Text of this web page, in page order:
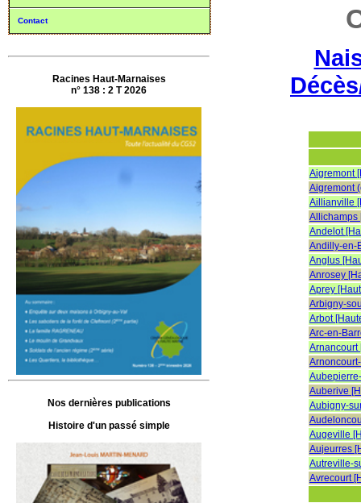
Contact
Racines Haut-Marnaises
n° 138 : 2 T 2026
Nos dernières publications
Histoire d'un passé simple
Aigremont
Aigremont
Aillianville
Allichamps
Andelot
Andilly-en-
Anglus
Anrosey
Aprey
Arbigny-
Arbot
Arc-en-
Arnancourt
Auberive
Aubigny-
Augeville
Aujeurres
Autreville-
Avrecourt